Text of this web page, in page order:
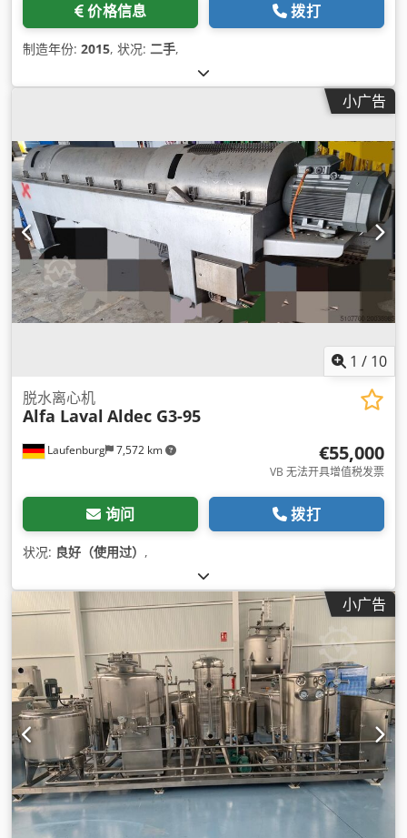
价格信息 拨打
制造年份: 2015, 状况: 二手,
小广告
1 / 10
Laufenburg 7,572 km
脱水离心机
Alfa Laval Aldec G3-95
€55,000
VB 无法开具增值税发票
询问 拨打
状况: 良好（使用过） ,
小广告